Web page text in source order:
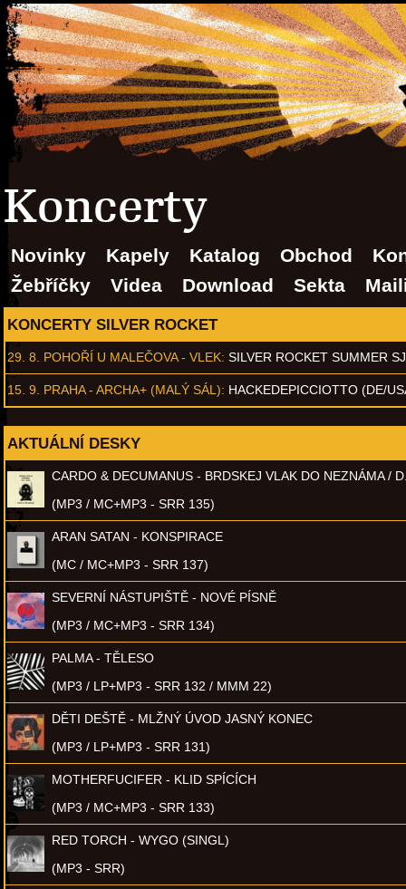
Koncerty
Novinky Kapely Katalog Obchod
Žebříčky
Videa Download Sekta
KONCERTY SILVER ROCKET
29. 8. POHOŘÍ U MALEČOVA - VLEK: SILVER ROCKET SUMMER
15. 9. PRAHA - ARCHA+ (MALÝ SÁL): HACKEDEPICCIOTTO (DE/
AKTUÁLNÍ DESKY
CARDO & DECUMANUS - BRDSKEJ VLAK DO NEZNÁMA /
(MP3 / MC+MP3 - SRR 135)
ARAN SATAN - KONSPIRACE
(MC / MC+MP3 - SRR 137)
SEVERNÍ NÁSTUPIŠTĚ - NOVÉ PÍSNĚ
(MP3 / MC+MP3 - SRR 134)
PALMA - TĚLESO
(MP3 / LP+MP3 - SRR 132 / MMM 22)
DĚTI DEŠTĚ - MLŽNÝ ÚVOD JASNÝ KONEC
(MP3 / LP+MP3 - SRR 131)
MOTHERFUCIFER - KLID SPÍCÍCH
(MP3 / MC+MP3 - SRR 133)
RED TORCH - WYGO (SINGL)
(MP3 - SRR)